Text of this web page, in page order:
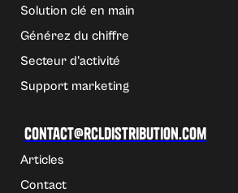
Solution clé en main
Générez du chiffre
Secteur d'activité
Support marketing
Articles
Contact
Contact@rcldistribution.com